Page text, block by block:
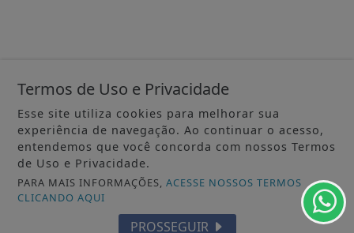
Termos de Uso e Privacidade
Esse site utiliza cookies para melhorar sua
experiência de navegação. Ao continuar o acesso,
entendemos que você concorda com nossos Termos
de Uso e Privacidade.
PARA MAIS INFORMAÇÕES,ACESSE NOSSOS TERMOS
CLICANDO AQUI
PROSSEGUIR